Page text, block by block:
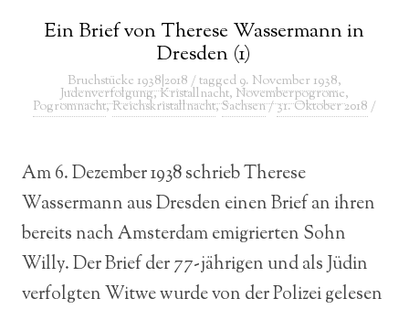
Ein Brief von Therese Wassermann in
Dresden (1)
Bruchstücke 1938|2018 / tagged 9. November 1938,
Judenverfolgung,Kristallnacht, Novemberpogrome,
Pogromnacht,Reichskristallnacht,Sachsen/31. Oktober 2018 /
Am 6. Dezember 1938 schrieb Therese
Wassermann aus Dresden einen Brief an ihren
bereits nach Amsterdam emigrierten Sohn
Willy. Der Brief der 77-jährigen und als Jüdin
verfolgten Witwe wurde von der Polizei gelesen